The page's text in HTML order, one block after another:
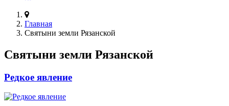
Главная
Святыни земли Рязанской
Святыни земли Рязанской
Редкое явление